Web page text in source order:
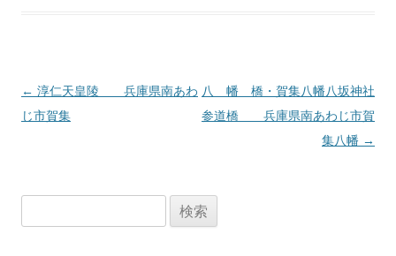
投
稿
← 淳仁天皇陵 兵庫県南あわ
じ市賀集
八 幡 橋・賀集八幡八坂神社
参道橋 兵庫県南あわじ市賀
集八幡 →
索: